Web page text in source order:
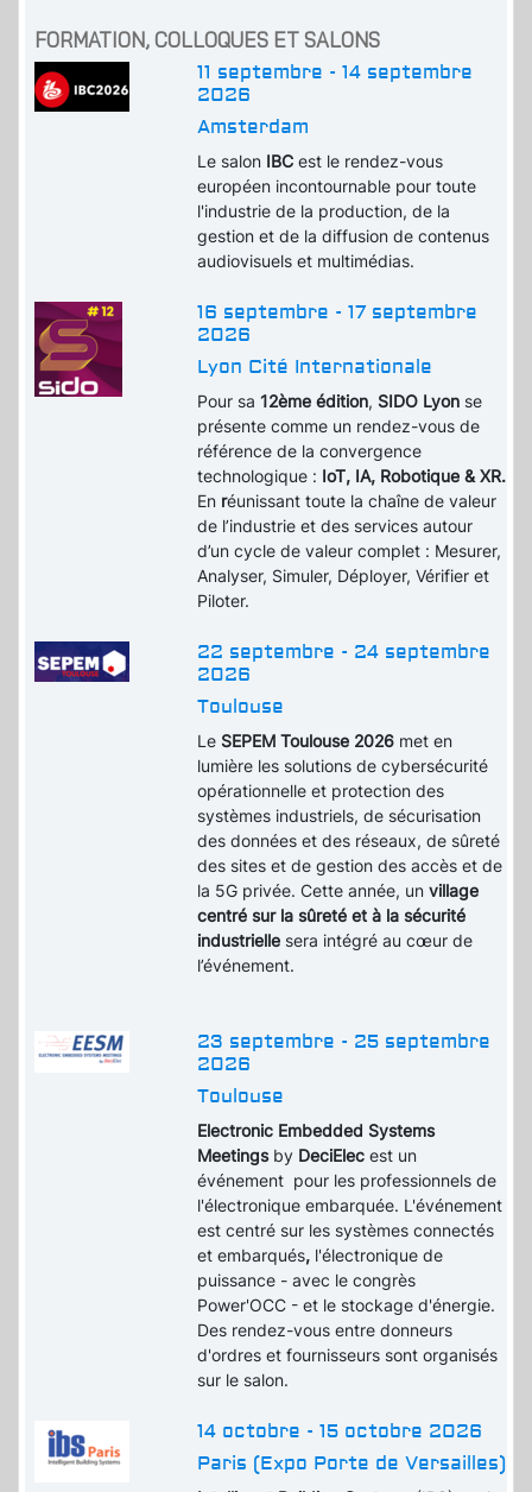
FORMATION, COLLOQUES ET SALONS
11 septembre - 14 septembre
2026
Amsterdam
Le salon IBCest le rendez-vous
européen incontournable pour toute
l'industrie de la production, de la
gestion et de la diffusion de contenus
audiovisuels et multimédias.
16 septembre - 17 septembre
2026
Lyon Cité Internationale
Pour sa12ème édition, SIDO Lyon se
présente comme un rendez-vous de
référence de la convergence
technologique : IoT, IA, Robotique & XR.
En réunissant toute la chaîne de valeur
de l’industrie et des services autour
d’un cycle de valeur complet : Mesurer,
Analyser, Simuler, Déployer, Vérifier et
Piloter.
22 septembre - 24 septembre
2026
Toulouse
Le SEPEM Toulouse 2026 met en
lumière les solutions de cybersécurité
opérationnelle et protection des
systèmes industriels, de sécurisation
des données et des réseaux, de sûreté
des sites et de gestion des accès et de
la 5G privée. Cette année, unvillage
centré sur la sûreté et à la sécurité
industrielle sera intégré au cœur de
l’événement.
23 septembre - 25 septembre
2026
Toulouse
Electronic Embedded Systems
Meetingsby DeciElecest un
événement pour les professionnels de
l'électronique embarquée. L'événement
est centré sur les systèmes connectés
et embarqués, l'électronique de
puissance - avec le congrès
Power'OCC - et le stockage d'énergie.
Des rendez-vous entre donneurs
d'ordres et fournisseurs sont organisés
sur le salon.
14 octobre - 15 octobre 2026
Paris (Expo Porte de Versailles)